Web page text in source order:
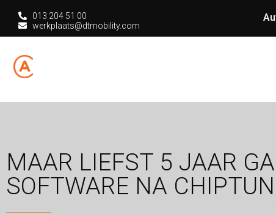
013 204 51 00
werkplaats@dtmobility.com
MAAR LIEFST 5 JAAR
SOFTWARE NA